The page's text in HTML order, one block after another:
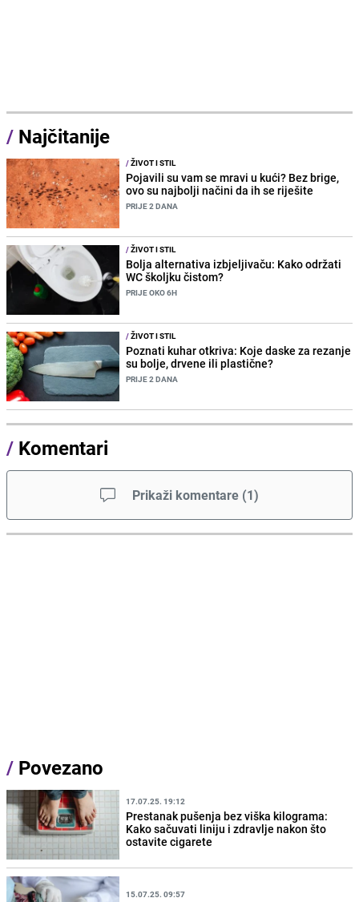
/ Najčitanije
/ŽIVOT I STIL
Pojavili su vam se mravi u kući? Bez brige,
ovo su najbolji načini da ih se riješite
PRIJE 2 DANA
/ŽIVOT I STIL
Bolja alternativa izbjeljivaču: Kako održati
WC školjku čistom?
PRIJE OKO 6H
/ŽIVOT I STIL
Poznati kuhar otkriva: Koje daske za rezanje
su bolje, drvene ili plastične?
PRIJE 2 DANA
/ Komentari
Prikaži komentare (1)
/ Povezano
17.07.25. 19:12
Prestanak pušenja bez viška kilograma:
Kako sačuvati liniju i zdravlje nakon što
ostavite cigarete
15.07.25. 09:57